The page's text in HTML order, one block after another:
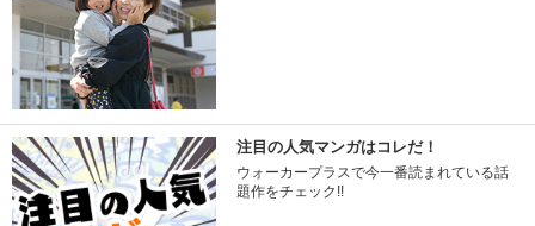
注目の人気マンガはコレだ！
ウォーカープラスで今一番読まれている話
題作をチェック!!